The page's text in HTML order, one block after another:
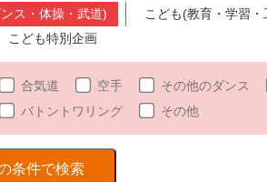
ス・体操・武道)
こども(教育・学習・
こども特別企画
合気道 空手 その他のダンス
バトントワリング その他